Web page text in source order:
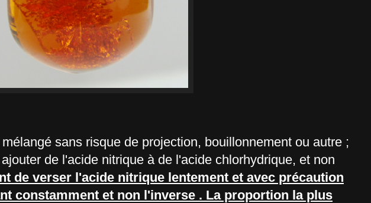
sans risque de projection, bouillonnement ou autre ;
de l'acide nitrique à de l'acide chlorhydrique, et non
de verser l'acide nitrique lentement et avec précaution
constamment et non l'inverse . La proportion la plus